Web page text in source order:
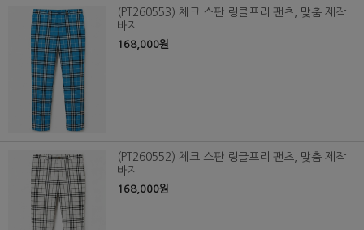
(PT260553) 체크 스판 링클프리 팬츠, 맞춤 제작
바지
168,000원
(PT260552) 체크 스판 링클프리 팬츠, 맞춤 제작
바지
168,000원